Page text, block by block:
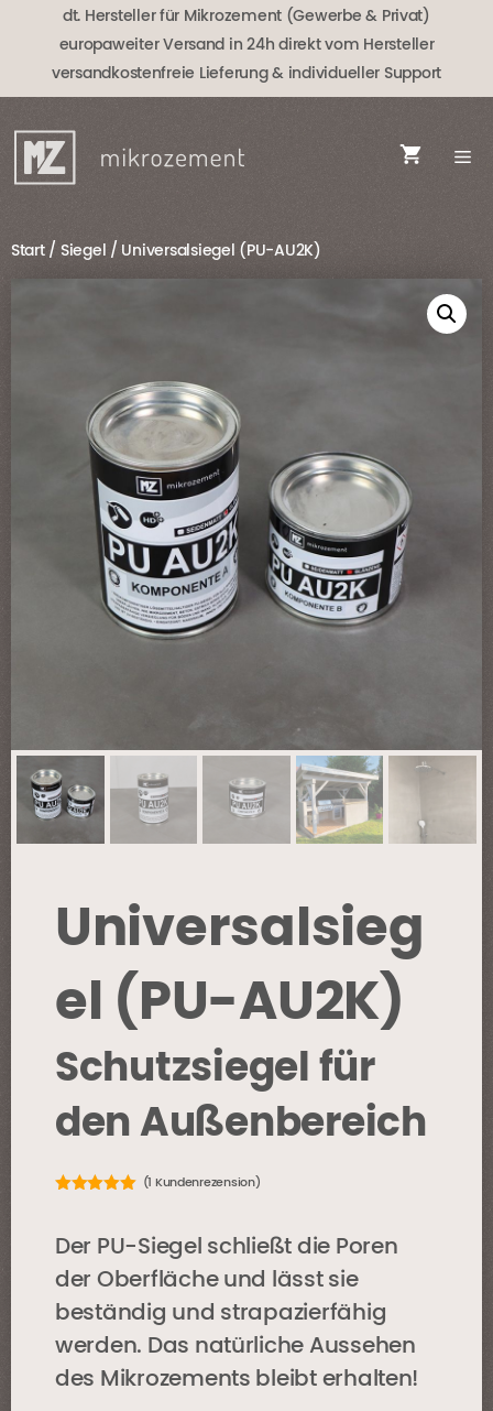
dt. Hersteller für Mikrozement (Gewerbe & Privat)
europaweiter Versand in 24h direkt vom Hersteller
versandkostenfreie Lieferung& individueller Support
Start/ Siegel / Universalsiegel (PU-AU2K)
Universalsieg
el (PU-AU2K)
Schutzsiegel für
den Außenbereich
(1 Kundenrezension)
Der PU-Siegel schließt die Poren
der Oberfläche und lässt sie
beständig und strapazierfähig
werden. Das natürliche Aussehen
des Mikrozements bleibt erhalten!